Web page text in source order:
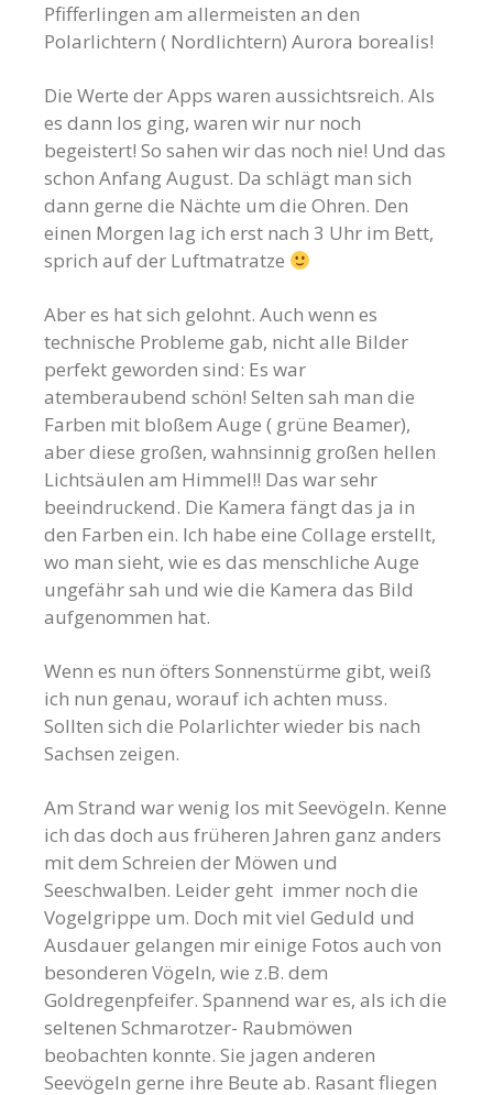
Pfifferlingen am allermeisten an den
Polarlichtern ( Nordlichtern) Aurora borealis!
Die Werte der Apps waren aussichtsreich. Als
es dann los ging, waren wir nur noch
begeistert! So sahen wir das noch nie! Und das
schon Anfang August. Da schlägt man sich
dann gerne die Nächte um die Ohren. Den
einen Morgen lag ich erst nach 3 Uhr im Bett,
sprich auf der Luftmatratze
Aber es hat sich gelohnt. Auch wenn es
technische Probleme gab, nicht alle Bilder
perfekt geworden sind: Es war
atemberaubend schön! Selten sah man die
Farben mit bloßem Auge ( grüne Beamer),
aber diese großen, wahnsinnig großen hellen
Lichtsäulen am Himmel!! Das war sehr
beeindruckend. Die Kamera fängt das ja in
den Farben ein. Ich habe eine Collage erstellt,
wo man sieht, wie es das menschliche Auge
ungefähr sah und wie die Kamera das Bild
aufgenommen hat.
Wenn es nun öfters Sonnenstürme gibt, weiß
ich nun genau, worauf ich achten muss.
Sollten sich die Polarlichter wieder bis nach
Sachsen zeigen.
Am Strand war wenig los mit Seevögeln. Kenne
ich das doch aus früheren Jahren ganz anders
mit dem Schreien der Möwen und
Seeschwalben. Leider geht immer noch die
Vogelgrippe um. Doch mit viel Geduld und
Ausdauer gelangen mir einige Fotos auch von
besonderen Vögeln, wie z.B. dem
Goldregenpfeifer. Spannend war es, als ich die
seltenen Schmarotzer- Raubmöwen
beobachten konnte. Sie jagen anderen
Seevögeln gerne ihre Beute ab. Rasant fliegen